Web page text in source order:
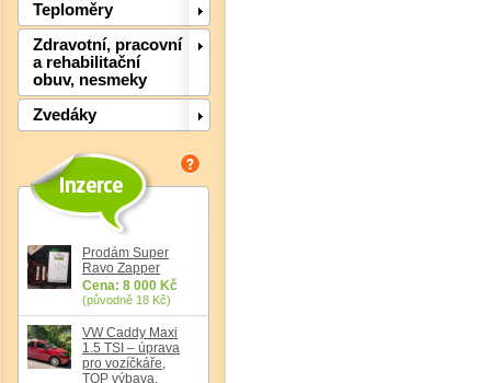
Teploměry
Zdravotní, pracovní
a rehabilitační
obuv, nesmeky
Zvedáky
Prodám Super
Ravo Zapper
Cena: 8 000 Kč
(původně 18 Kč)
VW Caddy Maxi
1.5 TSI – úprava
pro vozíčkáře,
TOP výbava,